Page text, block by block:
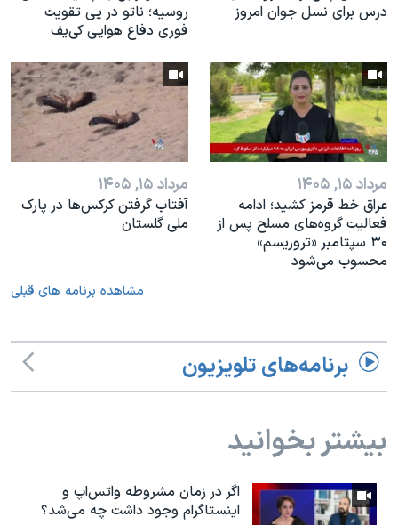
درس براى نسل جوان امروز
روسیه؛ ناتو در پی تقویت
فوری دفاع هوایی کی‌یف
مرداد ۱۵, ۱۴۰۵
عراق خط قرمز کشید؛ ادامه
فعالیت گروه‌های مسلح پس از
۳۰ سپتامبر «تروریسم»
محسوب می‌شود
مرداد ۱۵, ۱۴۰۵
آفتاب گرفتن کرکس‌ها در پارک
ملی گلستان
مشاهده برنامه های قبلی
برنامه‌های تلویزیون
بیشتر بخوانید
اگر در زمان مشروطه واتس‌اپ و
اینستاگرام وجود داشت چه مى‌شد؟